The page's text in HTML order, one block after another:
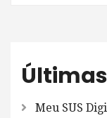
Meu SUS